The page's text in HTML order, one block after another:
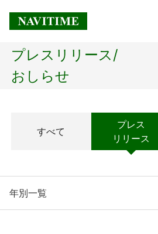
トップページ
経営理念
プレスリリース/
おしらせ
すべて
プレス
リリース
年別一覧